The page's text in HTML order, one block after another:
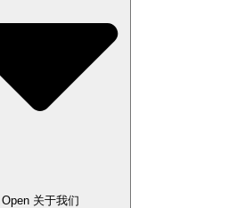
Open 关于我们